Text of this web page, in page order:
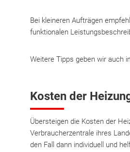
Bei kleineren Aufträgen
funktionalen
Weitere Tipps geben wir auch
Kosten der
Übersteigen die Kosten der
Verbraucherzentrale ihres
den Fall dann individuell und